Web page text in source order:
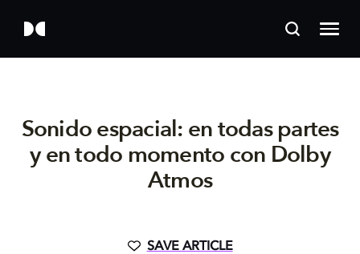
Sonido espacial: en todas partes
y en todo momento con Dolby
Atmos
SAVE ARTICLE